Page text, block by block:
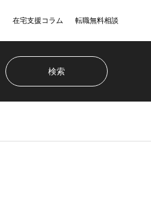
在宅支援コラム 転職無料相談